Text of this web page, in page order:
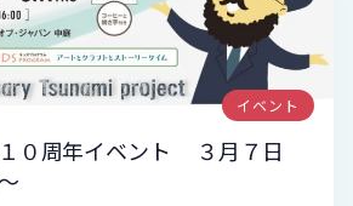
イベント
０周年イベント ３月７日